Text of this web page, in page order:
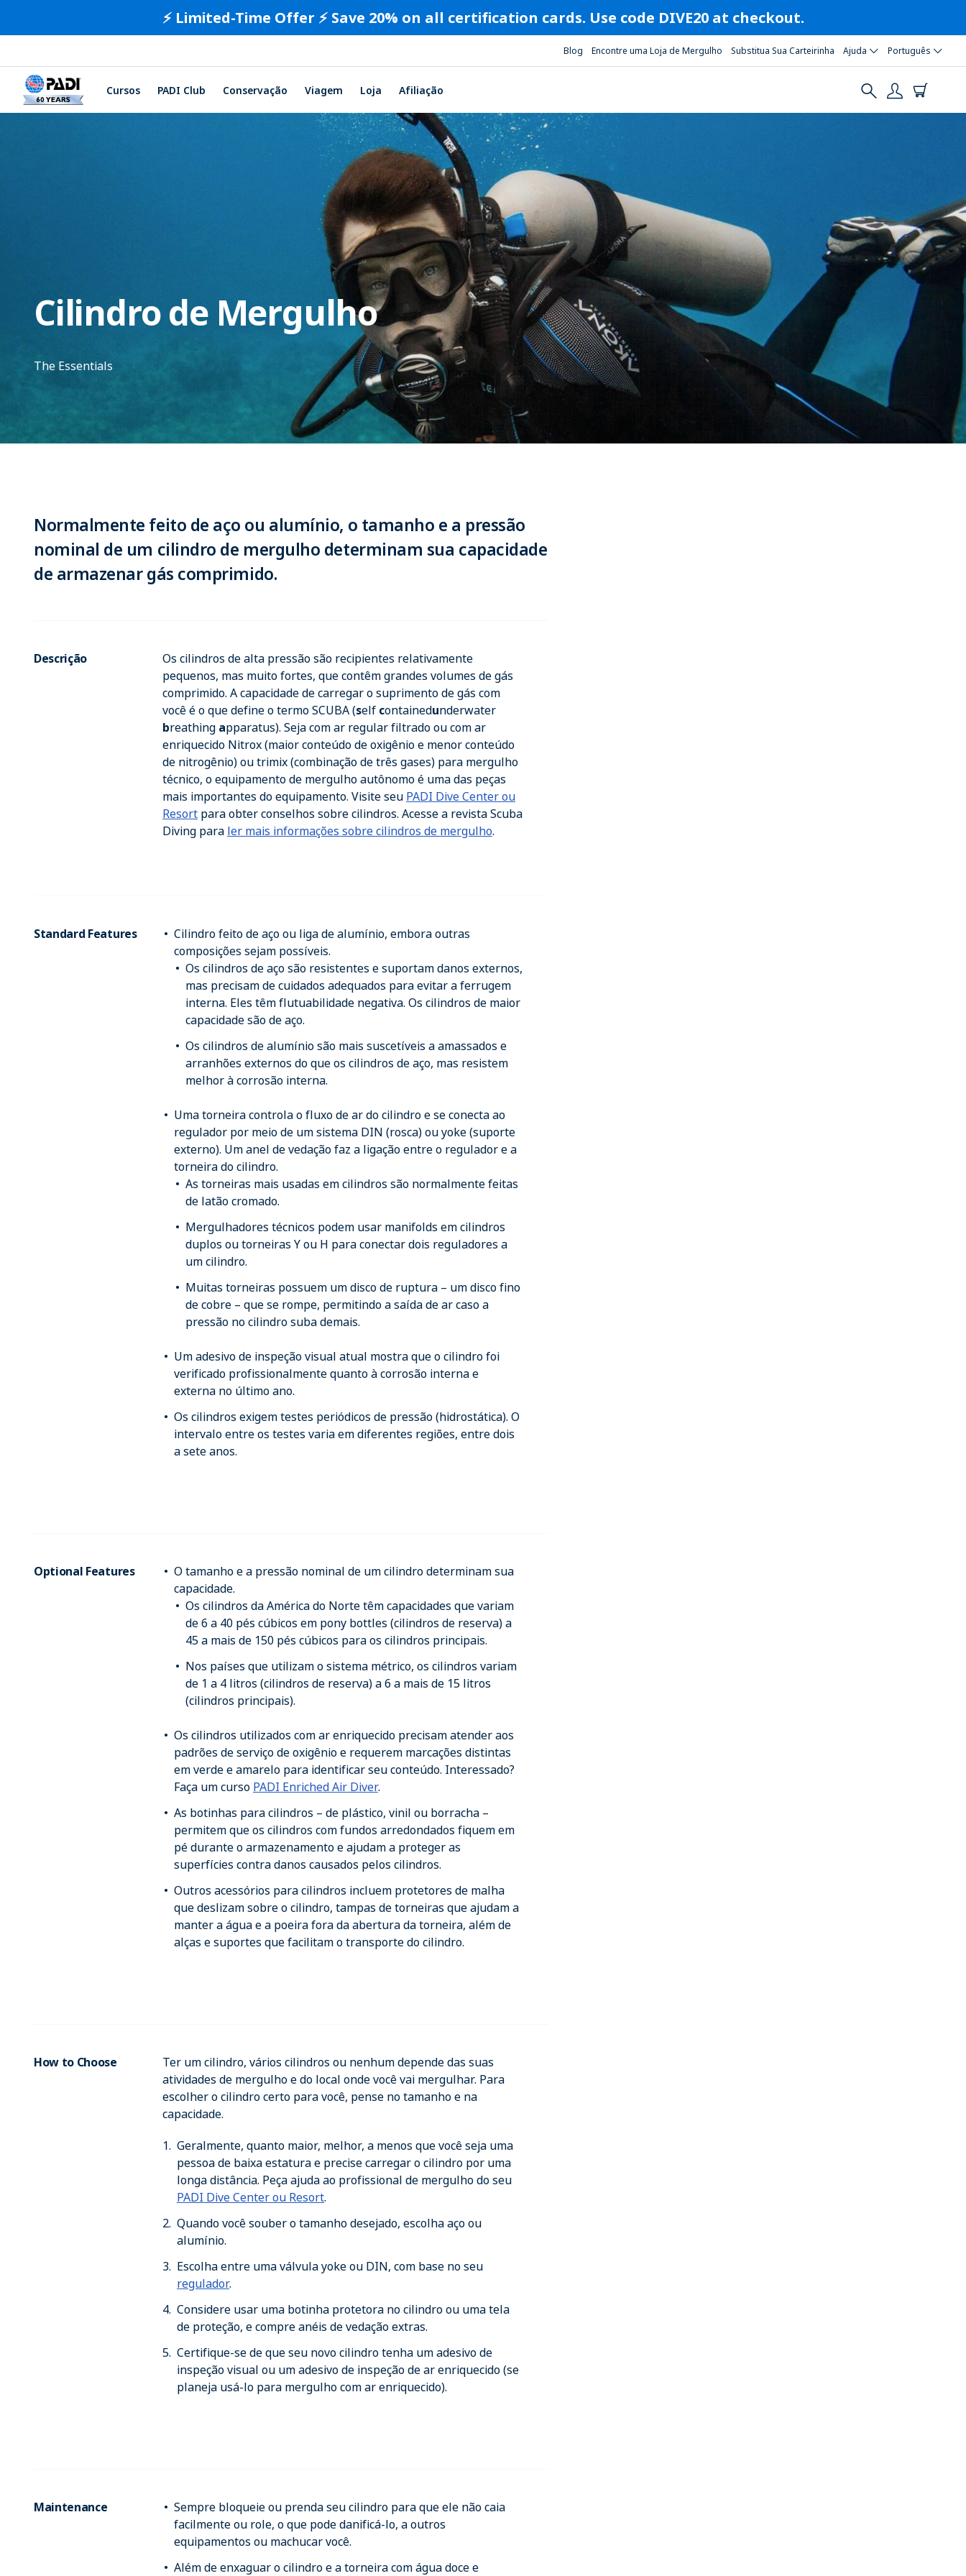
⚡️ Limited-Time Offer ⚡️ Save 20% on all certification cards. Use code DIVE20 at checkout.
Blog Encontre uma Loja de Mergulho Substitua Sua Carteirinha Ajuda Português
Cursos PADI Club Conservação Viagem Loja Afiliação
Cilindro de Mergulho
The Essentials
Normalmente feito de aço ou alumínio, o tamanho e a pressão
nominal de um cilindro de mergulho determinam sua capacidade
de armazenar gás comprimido.
Descrição
Os cilindros de alta pressão são recipientes relativamente
pequenos, mas muito fortes, que contêm grandes volumes de gás
comprimido. A capacidade de carregar o suprimento de gás com
você é o que define o termo SCUBA (self containedunderwater
breathing apparatus). Seja com ar regular filtrado ou com ar
enriquecido Nitrox (maior conteúdo de oxigênio e menor conteúdo
de nitrogênio) ou trimix (combinação de três gases) para mergulho
técnico, o equipamento de mergulho autônomo é uma das peças
mais importantes do equipamento. Visite seu PADI Dive Center ou
Resortpara obter conselhos sobre cilindros. Acesse a revista Scuba
Diving para ler mais informações sobre cilindros de mergulho.
Standard Features
Cilindro feito de aço ou liga de alumínio, embora outras
composições sejam possíveis.
Os cilindros de aço são resistentes e suportam danos externos,
mas precisam de cuidados adequados para evitar a ferrugem
interna. Eles têm flutuabilidade negativa. Os cilindros de maior
capacidade são de aço.
Os cilindros de alumínio são mais suscetíveis a amassados e
arranhões externos do que os cilindros de aço, mas resistem
melhor à corrosão interna.
Uma torneira controla o fluxo de ar do cilindro e se conecta ao
regulador por meio de um sistema DIN (rosca) ou yoke (suporte
externo). Um anel de vedação faz a ligação entre o regulador e a
torneira do cilindro.
As torneiras mais usadas em cilindros são normalmente feitas
de latão cromado.
Mergulhadores técnicos podem usar manifolds em cilindros
duplos ou torneiras Y ou H para conectar dois reguladores a
um cilindro.
Muitas torneiras possuem um disco de ruptura – um disco fino
de cobre – que se rompe, permitindo a saída de ar caso a
pressão no cilindro suba demais.
Um adesivo de inspeção visual atual mostra que o cilindro foi
verificado profissionalmente quanto à corrosão interna e
externa no último ano.
Os cilindros exigem testes periódicos de pressão (hidrostática). O
intervalo entre os testes varia em diferentes regiões, entre dois
a sete anos.
Optional Features
O tamanho e a pressão nominal de um cilindro determinam sua
capacidade.
Os cilindros da América do Norte têm capacidades que variam
de 6 a 40 pés cúbicos em pony bottles (cilindros de reserva) a
45 a mais de 150 pés cúbicos para os cilindros principais.
Nos países que utilizam o sistema métrico, os cilindros variam
de 1 a 4 litros (cilindros de reserva) a 6 a mais de 15 litros
(cilindros principais).
Os cilindros utilizados com ar enriquecido precisam atender aos
padrões de serviço de oxigênio e requerem marcações distintas
em verde e amarelo para identificar seu conteúdo. Interessado?
Faça um curso PADI Enriched Air Diver.
As botinhas para cilindros – de plástico, vinil ou borracha –
permitem que os cilindros com fundos arredondados fiquem em
pé durante o armazenamento e ajudam a proteger as
superfícies contra danos causados pelos cilindros.
Outros acessórios para cilindros incluem protetores de malha
que deslizam sobre o cilindro, tampas de torneiras que ajudam a
manter a água e a poeira fora da abertura da torneira, além de
alças e suportes que facilitam o transporte do cilindro.
How to Choose
Ter um cilindro, vários cilindros ou nenhum depende das suas
atividades de mergulho e do local onde você vai mergulhar. Para
escolher o cilindro certo para você, pense no tamanho e na
capacidade.
Geralmente, quanto maior, melhor, a menos que você seja uma
pessoa de baixa estatura e precise carregar o cilindro por uma
longa distância. Peça ajuda ao profissional de mergulho do seu
PADI Dive Center ou Resort.
Quando você souber o tamanho desejado, escolha aço ou
alumínio.
Escolha entre uma válvula yoke ou DIN, com base no seu
regulador.
Considere usar uma botinha protetora no cilindro ou uma tela
de proteção, e compre anéis de vedação extras.
Certifique-se de que seu novo cilindro tenha um adesivo de
inspeção visual ou um adesivo de inspeção de ar enriquecido (se
planeja usá-lo para mergulho com ar enriquecido).
Maintenance
Sempre bloqueie ou prenda seu cilindro para que ele não caia
facilmente ou role, o que pode danificá-lo, a outros
equipamentos ou machucar você.
Além de enxaguar o cilindro e a torneira com água doce e